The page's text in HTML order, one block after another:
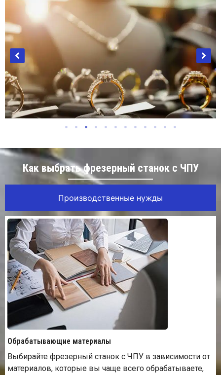
Как выбрать фрезерный станок с ЧПУ
Производственные нужды
Обрабатывающие материалы
Выбирайте фрезерный станок с ЧПУ в зависимости от
материалов, которые вы чаще всего обрабатываете,